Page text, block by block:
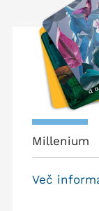
Millenium
Več